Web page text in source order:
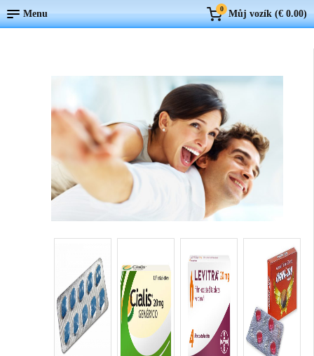
Menu 0 Můj vozík (€ 0.00)